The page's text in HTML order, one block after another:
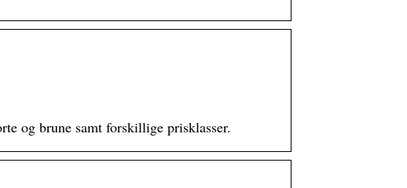
og brune samt forskillige prisklasser.